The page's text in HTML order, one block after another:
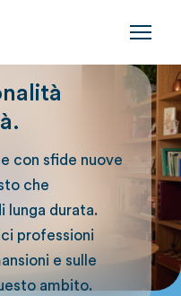
con sfide nuove
che
lunga durata.
professioni
e sulle
ambito.